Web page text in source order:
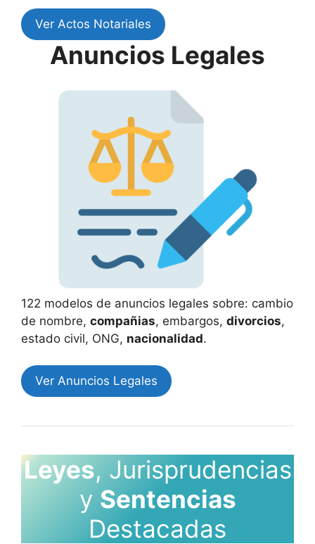
Ver Actos Notariales
Anuncios Legales
122 modelos de anuncios legales sobre: cambio
de nombre, compañias, embargos, divorcios,
estado civil, ONG, nacionalidad.
Ver Anuncios Legales
Leyes, Jurisprudencias
y Sentencias
Destacadas